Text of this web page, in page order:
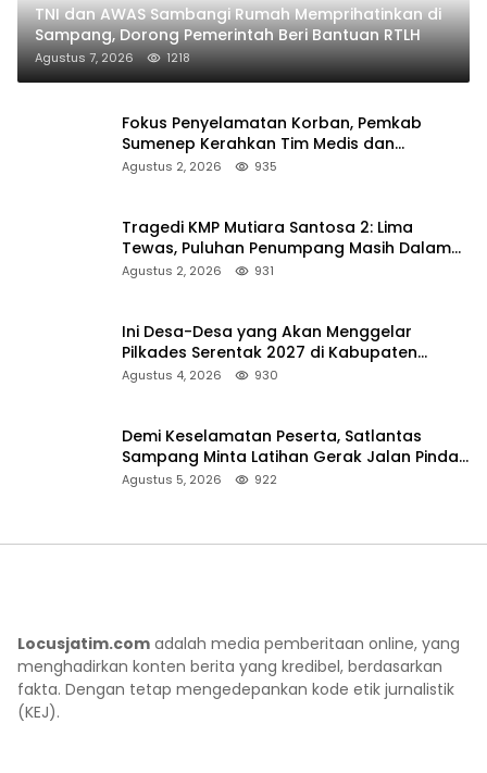
TNI dan AWAS Sambangi Rumah Memprihatinkan di
Sampang, Dorong Pemerintah Beri Bantuan RTLH
Agustus 7, 2026 1218
Fokus Penyelamatan Korban, Pemkab
Sumenep Kerahkan Tim Medis dan
Ambulans ke Pelabuhan Kalianget
Agustus 2, 2026 935
Tragedi KMP Mutiara Santosa 2: Lima
Tewas, Puluhan Penumpang Masih Dalam
Pencarian
Agustus 2, 2026 931
Ini Desa-Desa yang Akan Menggelar
Pilkades Serentak 2027 di Kabupaten
Sumenep
Agustus 4, 2026 930
Demi Keselamatan Peserta, Satlantas
Sampang Minta Latihan Gerak Jalan Pindah
ke Lokasi Aman
Agustus 5, 2026 922
Locusjatim.com adalah media pemberitaan online, yang
menghadirkan konten berita yang kredibel, berdasarkan
fakta. Dengan tetap mengedepankan kode etik jurnalistik
(KEJ).